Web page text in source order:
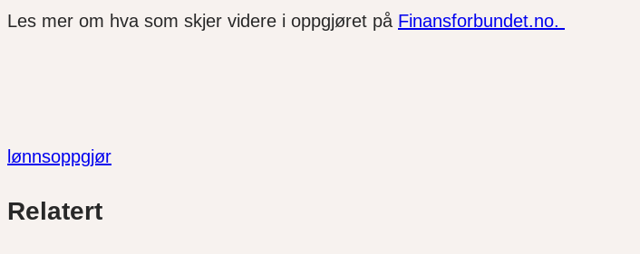
Les mer om hva som skjer videre i oppgjøret på Finansforbundet.no.
lønnsoppgjør
link
på
på
Relatert